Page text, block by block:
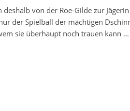
von der Roe-Gilde zur Jägerin
der Spielball der mächtigen
sie überhaupt noch trauen kann